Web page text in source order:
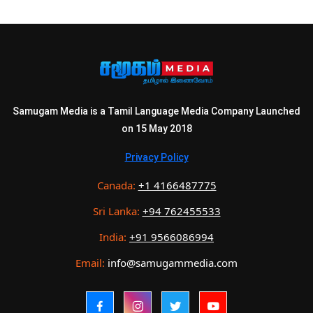
Samugam Media is a Tamil Language Media Company Launched
on 15 May 2018
Privacy Policy
Canada: +1 4166487775
Sri Lanka: +94 762455533
India: +91 9566086994
Email: info@samugammedia.com